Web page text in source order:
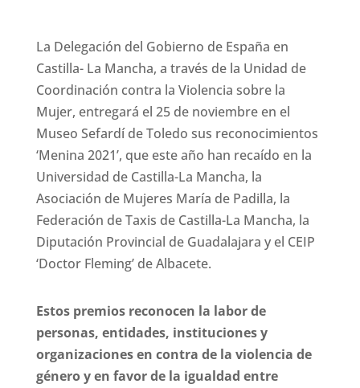
La Delegación del Gobierno de España en
Castilla- La Mancha, a través de la Unidad de
Coordinación contra la Violencia sobre la
Mujer, entregará el 25 de noviembre en el
Museo Sefardí de Toledo sus reconocimientos
‘Menina 2021’, que este año han recaído en la
Universidad de Castilla-La Mancha, la
Asociación de Mujeres María de Padilla, la
Federación de Taxis de Castilla-La Mancha, la
Diputación Provincial de Guadalajara y el CEIP
‘Doctor Fleming’ de Albacete.
Estos premios reconocen la labor de
personas, entidades, instituciones y
organizaciones en contra de la violencia de
género y en favor de la igualdad entre